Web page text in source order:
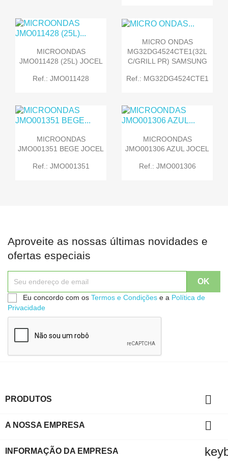
MICROONDAS
JMO011428 (25L) JOCEL
Ref.: JMO011428
MICRO ONDAS
MG32DG4524CTE1(32L
C/GRILL PR) SAMSUNG
Ref.: MG32DG4524CTE1
MICROONDAS
JMO001351 BEGE JOCEL
Ref.: JMO001351
MICROONDAS
JMO001306 AZUL JOCEL
Ref.: JMO001306
Aproveite as nossas últimas novidades e
ofertas especiais
Eu concordo com os Termos e Condições e a Política de
Privacidade
PRODUTOS 
A NOSSA EMPRESA 
INFORMAÇÃO DA EMPRESA